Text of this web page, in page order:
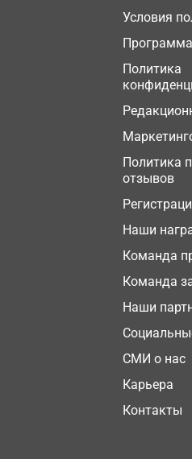
Условия
Политика
Политика
отзывов
Наши
Команда
Команда
Наши
СМИ о нас
Карьера
Контакты